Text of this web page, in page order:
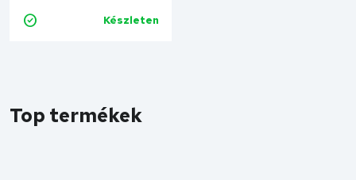
Készleten
Kosárba
Top termékek